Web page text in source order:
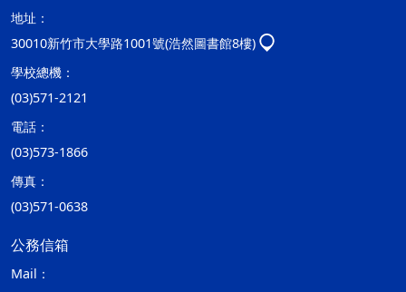
地址：
30010新竹市大學路1001號(浩然圖書館8樓)
學校總機：
(03)571-2121
電話：
(03)573-1866
傳真：
(03)571-0638
公務信箱
Mail：